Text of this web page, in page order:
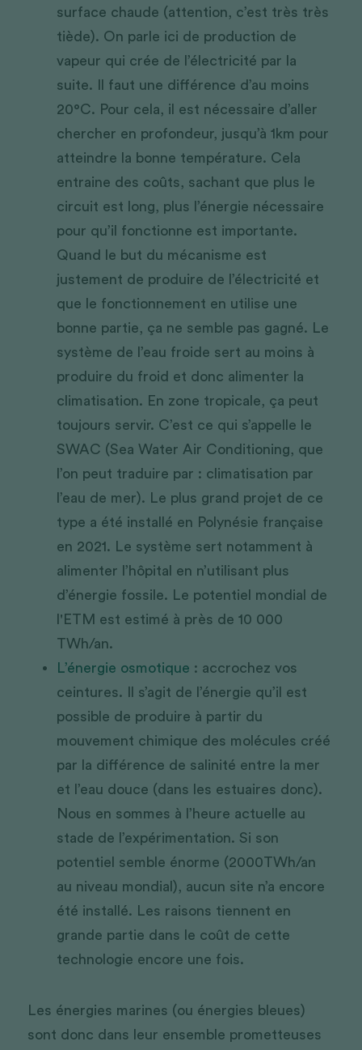
surface chaude (attention, c’est très très
tiède). On parle ici de production de
vapeur qui crée de l’électricité par la
suite. Il faut une différence d’au moins
20°C. Pour cela, il est nécessaire d’aller
chercher en profondeur, jusqu’à 1km pour
atteindre la bonne température. Cela
entraine des coûts, sachant que plus le
circuit est long, plus l’énergie nécessaire
pour qu’il fonctionne est importante.
Quand le but du mécanisme est
justement de produire de l’électricité et
que le fonctionnement en utilise une
bonne partie, ça ne semble pas gagné. Le
système de l’eau froide sert au moins à
produire du froid et donc alimenter la
climatisation. En zone tropicale, ça peut
toujours servir. C’est ce qui s’appelle le
SWAC (Sea Water Air Conditioning, que
l’on peut traduire par : climatisation par
l’eau de mer). Le plus grand projet de ce
type a été installé en Polynésie française
en 2021. Le système sert notamment à
alimenter l’hôpital en n’utilisant plus
d’énergie fossile. Le potentiel mondial de
l'ETM est estimé à près de 10 000
TWh/an.
L’énergie osmotique : accrochez vos
ceintures. Il s’agit de l’énergie qu’il est
possible de produire à partir du
mouvement chimique des molécules créé
par la différence de salinité entre la mer
et l’eau douce (dans les estuaires donc).
Nous en sommes à l’heure actuelle au
stade de l’expérimentation. Si son
potentiel semble énorme (2000TWh/an
au niveau mondial), aucun site n’a encore
été installé. Les raisons tiennent en
grande partie dans le coût de cette
technologie encore une fois.
Les énergies marines (ou énergies bleues)
sont donc dans leur ensemble prometteuses